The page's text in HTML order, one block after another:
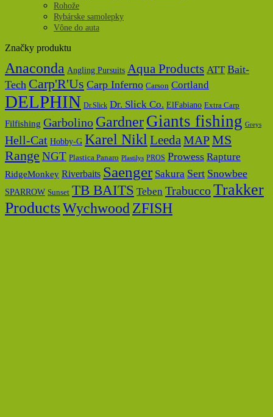
Rohože
Rybárske samolepky
Vône do auta
Značky produktu
Anaconda Angling Pursuits Aqua Products ATT Bait-
Tech Carp'R'Us Carp Inferno Carson Cortland
DELPHIN Dr.Slick Dr. Slick Co. ElFabiano Extra Carp
Filfishing Garbolino GardnerGiants fishing Greys
Hell-Cat Hobby-G Karel Nikl Leeda MAPMS
Range NGT Plastica Panaro Plastilys PROS Prowess Rapture
RidgeMonkey Riverbaits Saenger Sakura Sert Snowbee
SPARROW Sunset TB BAITS Teben TrabuccoTrakker
ProductsWychwood ZFISH